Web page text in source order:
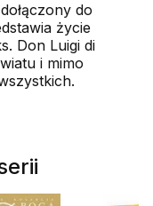
do
życie
Don Luigi di
i mimo